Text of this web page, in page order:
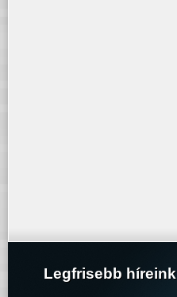
Legfrisebb híreink